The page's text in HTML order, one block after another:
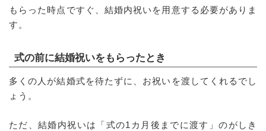
もらった時点ですぐ、結婚内祝いを用意する必要がありま
す。
式の前に結婚祝いをもらったとき
多くの人が結婚式を待たずに、お祝いを渡してくれるでし
ょう。
ただ、結婚内祝いは「式の1カ月後までに渡す」のがしき